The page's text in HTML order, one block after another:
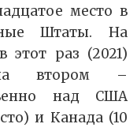
место в
Штаты. На
этот раз (2021)
на втором –
над США
и Канада (10